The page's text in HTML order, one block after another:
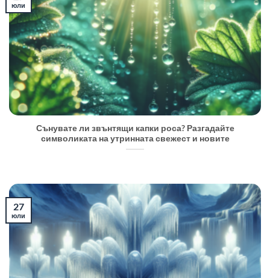
Сънувате ли звънтящи капки роса? Разгадайте
символиката на утринната свежест и новите
юли
27
юли